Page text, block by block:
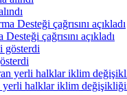
çağrısını açıkladı
yerli halklar iklim